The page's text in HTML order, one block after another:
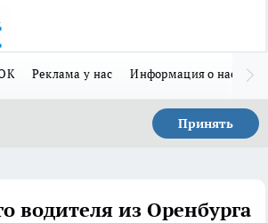
Реклама у нас Информация о нас
Принять
водителя из Оренбурга